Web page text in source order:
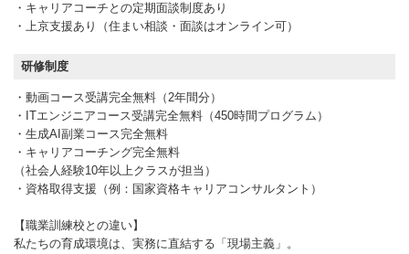
・キャリアコーチとの定期面談制度あり
・上京支援あり（住まい相談・面談はオンライン可）
研修制度
・動画コース受講完全無料（2年間分）
・ITエンジニアコース受講完全無料（450時間プログラム）
・生成AI副業コース完全無料
・キャリアコーチング完全無料
（社会人経験10年以上クラスが担当）
・資格取得支援（例：国家資格キャリアコンサルタント）
【職業訓練校との違い】
私たちの育成環境は、実務に直結する「現場主義」。